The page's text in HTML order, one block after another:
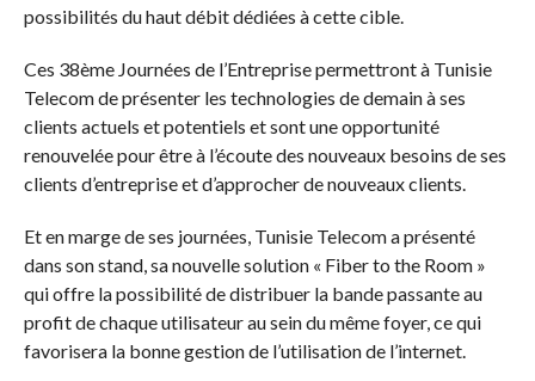
possibilités du haut débit dédiées à cette cible.
Ces 38ème Journées de l’Entreprise permettront à Tunisie
Telecom de présenter les technologies de demain à ses
clients actuels et potentiels et sont une opportunité
renouvelée pour être à l’écoute des nouveaux besoins de ses
clients d’entreprise et d’approcher de nouveaux clients.
Et en marge de ses journées, Tunisie Telecom a présenté
dans son stand, sa nouvelle solution « Fiber to the Room »
qui offre la possibilité de distribuer la bande passante au
profit de chaque utilisateur au sein du même foyer, ce qui
favorisera la bonne gestion de l’utilisation de l’internet.